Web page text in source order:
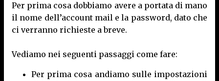
Per prima cosa dobbiamo avere a portata di mano
il nome dell’account mail e la password, dato che
ci verranno richieste a breve.
Vediamo nei seguenti passaggi come fare:
Per prima cosa andiamo sulle impostazioni